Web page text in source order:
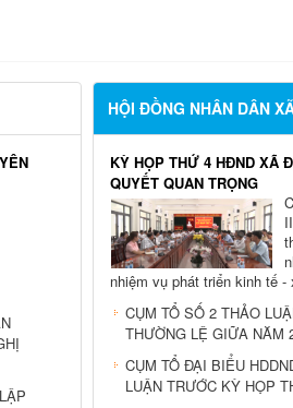
HỘI ĐỒNG NHÂN DÂN
KỲ HỌP THỨ 4 HĐND XÃ
QUYẾT QUAN TRỌNG
nhiệm vụ phát triển kinh tế
CỤM TỔ SỐ 2 THẢO
THƯỜNG LỆ GIỮA NĂM
CỤM TỔ ĐẠI BIỂU
LUẬN TRƯỚC KỲ HỌP